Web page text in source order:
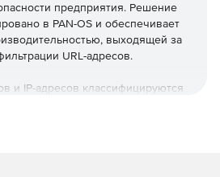
предприятия. Решение
в PAN-OS и обеспечивает
выходящей за
URL-адресов.
и IP-адресов классифицируются